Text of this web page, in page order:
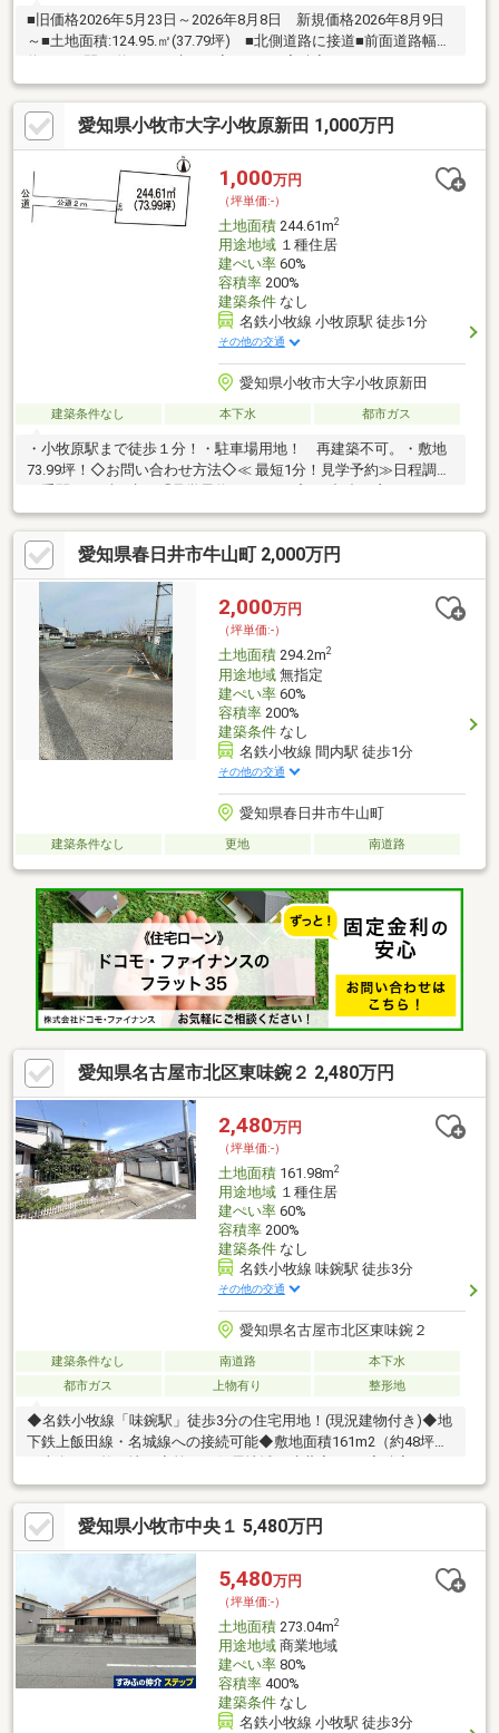
■旧価格2026年5月23日～2026年8月8日 新規価格2026年8月9日
～■土地面積:124.95.㎡(37.79坪) ■北側道路に接道■前面道路幅員:
ンフォメーション～・味鋺小学校まで徒歩14分(約1050ｍ)・北中
学校まで徒歩15分(約1190ｍ)・ファミリーマート 東あじま三丁目
店まで徒歩3分（約200ｍ）・ザ・ビッグエクスプレス 味鋺店まで
徒歩19分(約1520ｍ)・味鋺東公園まで徒歩1分(約80ｍ)
愛知県小牧市大字小牧原新田 1,000万円
1,000万円
（坪単価:-）
土地面積244.61m2
用途地域１種住居
建ぺい率60%
容積率200%
建築条件なし
名鉄小牧線 小牧原駅 徒歩1分
その他の交通
愛知県小牧市大字小牧原新田
建築条件なし 本下水 都市ガス
・小牧原駅まで徒歩１分！・駐車場用地！ 再建築不可。・敷地
73.99坪！◇お問い合わせ方法◇≪ 最短1分！見学予約≫日程調整
ちをお選びください≪ 直接お電話 ≫電話番号：0568-41-0222青の
「電話マーク」をタップ！≪ 資料請求 ≫オレンジの「資料請求」
をタップ！～～～～～～～～～～～◇地域密着創業31年エイブル
小牧店～～～～～～～～～～～◇
愛知県春日井市牛山町 2,000万円
2,000万円
（坪単価:-）
土地面積294.2m2
用途地域無指定
建ぺい率60%
容積率200%
建築条件なし
名鉄小牧線 間内駅 徒歩1分
その他の交通
愛知県春日井市牛山町
建築条件なし 更地 南道路
愛知県名古屋市北区東味鋺２ 2,480万円
2,480万円
（坪単価:-）
土地面積161.98m2
用途地域１種住居
建ぺい率60%
容積率200%
建築条件なし
名鉄小牧線 味鋺駅 徒歩3分
その他の交通
愛知県名古屋市北区東味鋺２
建築条件なし 南道路
本下水
都市ガス
上物有り 整形地
◆名鉄小牧線「味鋺駅」徒歩3分の住宅用地！(現況建物付き)◆地
下鉄上飯田線・名城線への接続可能◆敷地面積161m2（約48坪）
200％！◆建築条件なしで自由設計可！◆『二子山公園』『庄内
川』など自然豊かな立地！◆コンビニ、病院、飲食店など徒歩圏
内にございます！◆ゆとりある敷地を活かした平屋・二世帯住宅
にもおすすめ！＼近隣エリアも取り扱いしております／ 中、
東、西、中村、昭和、千種、北、熱田、瑞穂、名東区など名古屋
市内エリアを問わずご紹介可能！名古屋市内に6店舗！（久屋大
通、覚王山、御器所、大曽根、新瑞橋、藤が丘）
愛知県小牧市中央１ 5,480万円
5,480万円
（坪単価:-）
土地面積273.04m2
用途地域商業地域
建ぺい率80%
容積率400%
建築条件なし
名鉄小牧線 小牧駅 徒歩3分